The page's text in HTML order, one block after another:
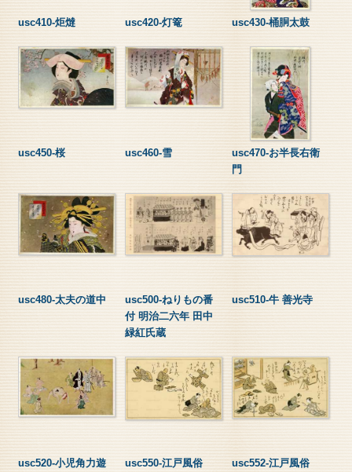
usc410-炬燵 usc420-灯篭 usc430-桶胴太鼓
usc450-桜 usc460-雪
usc470-お半長右衛
門
usc480-太夫の道中
usc500-ねりもの番
付 明治二六年 田中
緑紅氏蔵
usc510-牛 善光寺
usc520-小児角力遊
usc550-江戸風俗 usc552-江戸風俗